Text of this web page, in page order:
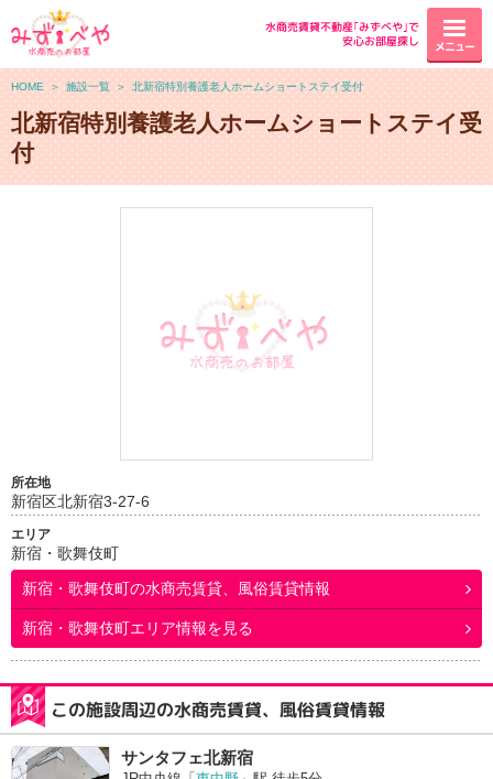
水商売賃貸不動産｢みずべや｣で
安心お部屋探し
メニュー
HOME ＞ 施設一覧 ＞ 北新宿特別養護老人ホームショートステイ受付
北新宿特別養護老人ホームショートステイ受
付
所在地
新宿区北新宿3-27-6
エリア
新宿・歌舞伎町
新宿・歌舞伎町の水商売賃貸、風俗賃貸情報
新宿・歌舞伎町エリア情報を見る
この施設周辺の水商売賃貸、風俗賃貸情報
サンタフェ北新宿